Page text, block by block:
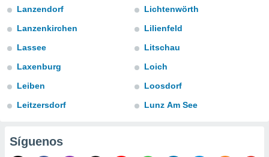
de
disponible
aceptar
Lanzendorf
Lanzenkirchen
Lassee
Laxenburg
Leiben
Leitzersdorf
Lichtenwörth
Lilienfeld
Litschau
Loich
Loosdorf
Lunz Am See
Síguenos